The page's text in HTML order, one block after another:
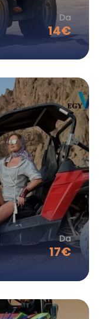
Da
14€
Da
17€